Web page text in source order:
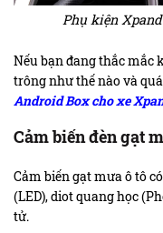
Phụ kiện
Nếu bạn đang thắc mắc
trông như thế nào và
Android Box cho xe
Cảm biến đèn gạt
Cảm biếngạt mưa ô tô
(LED), diot quang học
tử.